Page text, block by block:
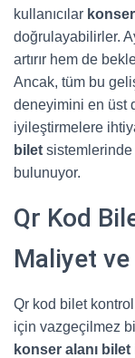
kullanıcılar
doğrulayabilirler.
artırır hem de
Ancak, tüm bu
deneyimini en üst
iyileştirmelere
bilet
bulunuyor.
Qr Kod
Maliyet
Qr kod bilet
için vazgeçilmez
konser alanı bilet